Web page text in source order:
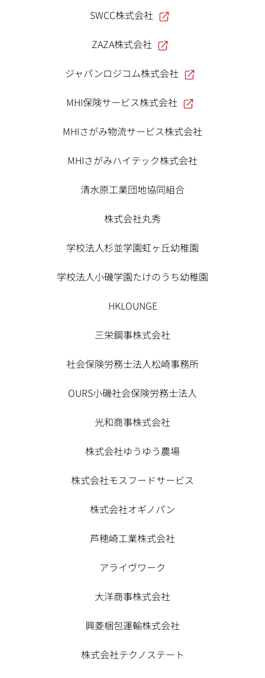
SWCC株式会社
ZAZA株式会社
ジャパンロジコム株式会社
MHI保険サービス株式会社
MHIさがみ物流サービス株式会社
MHIさがみハイテック株式会社
清水原工業団地協同組合
株式会社丸秀
学校法人杉並学園虹ヶ丘幼稚園
学校法人小磯学園たけのうち幼稚園
HKLOUNGE
三栄鋼事株式会社
社会保険労務士法人松崎事務所
OURS小磯社会保険労務士法人
光和商事株式会社
株式会社ゆうゆう農場
株式会社モスフードサービス
株式会社オギノパン
芦穂崎工業株式会社
アライヴワーク
大洋商事株式会社
興菱梱包運輸株式会社
株式会社テクノステート